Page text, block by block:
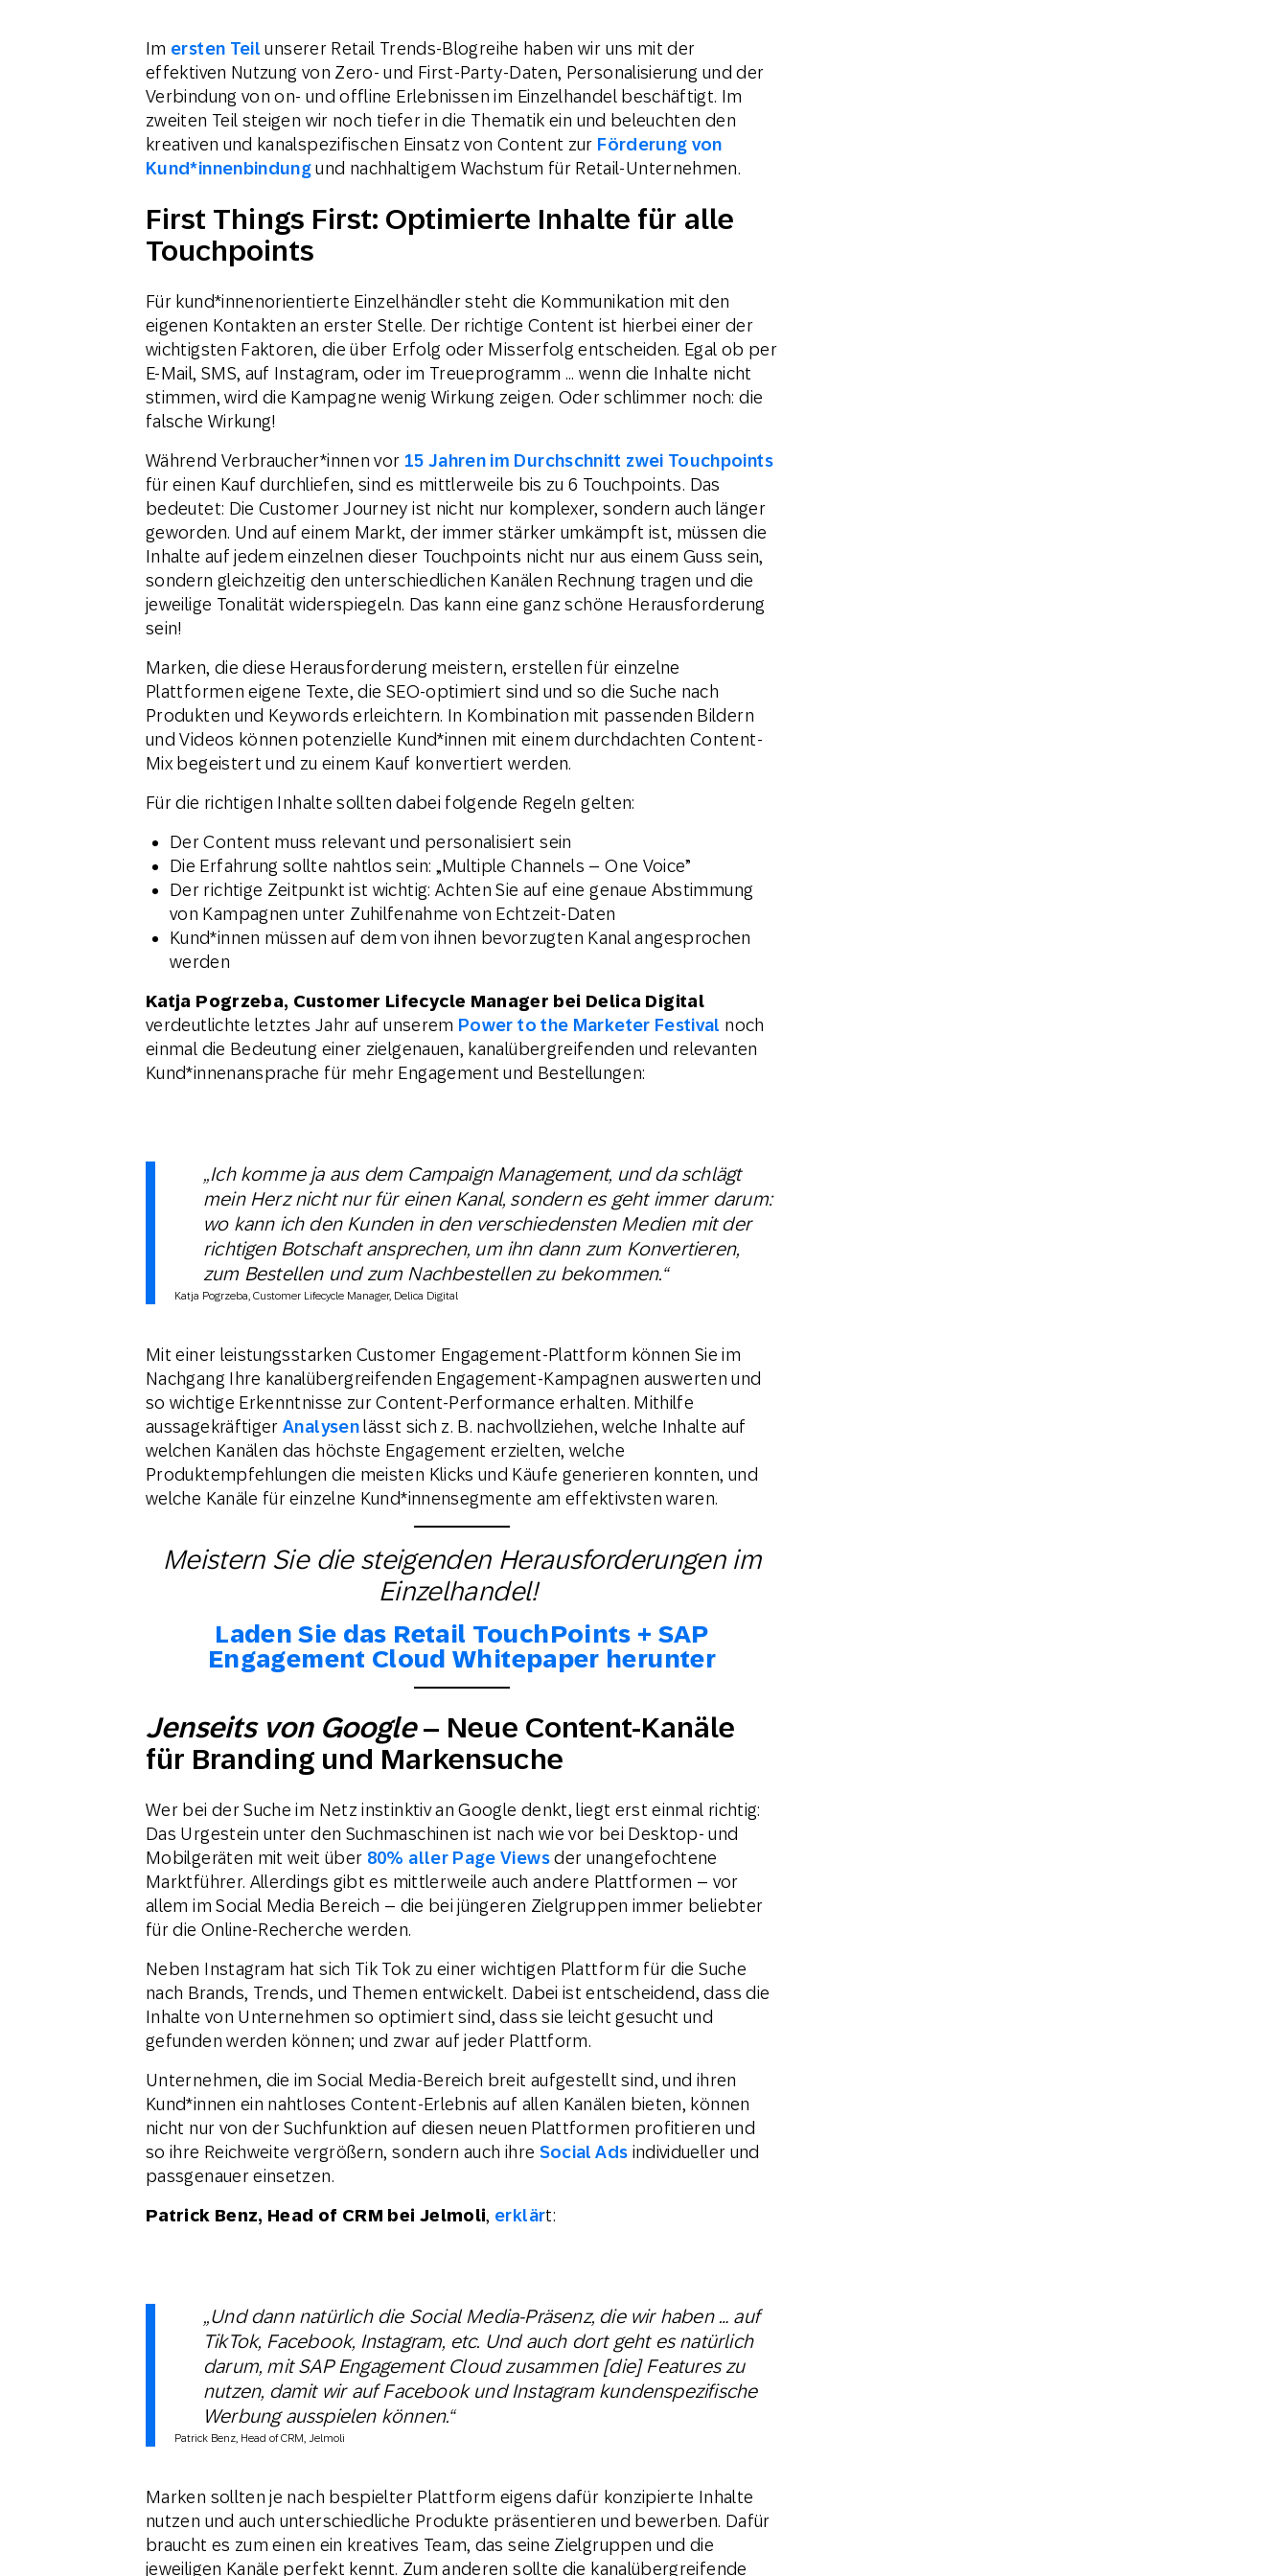
Im ersten Teilunserer Retail Trends-Blogreihe haben wir uns mit der
effektiven Nutzung von Zero- und First-Party-Daten, Personalisierung und der
Verbindung von on- und offline Erlebnissen im Einzelhandel beschäftigt. Im
zweiten Teil steigen wir noch tiefer in die Thematik ein und beleuchten den
kreativen und kanalspezifischen Einsatz von Content zur Förderung von
Kund*innenbindungund nachhaltigem Wachstum für Retail-Unternehmen.
First Things First: Optimierte Inhalte für alle
Touchpoints
Für kund*innenorientierte Einzelhändler steht die Kommunikation mit den
eigenen Kontakten an erster Stelle. Der richtige Content ist hierbei einer der
wichtigsten Faktoren, die über Erfolg oder Misserfolg entscheiden. Egal ob per
E-Mail, SMS, auf Instagram, oder im Treueprogramm … wenn die Inhalte nicht
stimmen, wird die Kampagne wenig Wirkung zeigen. Oder schlimmer noch: die
falsche Wirkung!
Während Verbraucher*innen vor 15 Jahren im Durchschnitt zwei Touchpoints
für einen Kauf durchliefen, sind es mittlerweile bis zu 6 Touchpoints. Das
bedeutet: Die Customer Journey ist nicht nur komplexer, sondern auch länger
geworden. Und auf einem Markt, der immer stärker umkämpft ist, müssen die
Inhalte auf jedem einzelnen dieser Touchpoints nicht nur aus einem Guss sein,
sondern gleichzeitig den unterschiedlichen Kanälen Rechnung tragen und die
jeweilige Tonalität widerspiegeln. Das kann eine ganz schöne Herausforderung
sein!
Marken, die diese Herausforderung meistern, erstellen für einzelne
Plattformen eigene Texte, die SEO-optimiert sind und so die Suche nach
Produkten und Keywords erleichtern. In Kombination mit passenden Bildern
und Videos können potenzielle Kund*innen mit einem durchdachten Content-
Mix begeistert und zu einem Kauf konvertiert werden.
Für die richtigen Inhalte sollten dabei folgende Regeln gelten:
Der Content muss relevant und personalisiert sein
Die Erfahrung sollte nahtlos sein: „Multiple Channels – One Voice”
Der richtige Zeitpunkt ist wichtig: Achten Sie auf eine genaue Abstimmung
von Kampagnen unter Zuhilfenahme von Echtzeit-Daten
Kund*innen müssen auf dem von ihnen bevorzugten Kanal angesprochen
werden
Katja Pogrzeba, Customer Lifecycle Manager bei Delica Digital
verdeutlichte letztes Jahr auf unserem Power to the Marketer Festival noch
einmal die Bedeutung einer zielgenauen, kanalübergreifenden und relevanten
Kund*innenansprache für mehr Engagement und Bestellungen:
„Ich komme ja aus dem Campaign Management, und da schlägt
mein Herz nicht nur für einen Kanal, sondern es geht immer darum:
wo kann ich den Kunden in den verschiedensten Medien mit der
richtigen Botschaft ansprechen, um ihn dann zum Konvertieren,
zum Bestellen und zum Nachbestellen zu bekommen.“
Katja Pogrzeba, Customer Lifecycle Manager, Delica Digital
Mit einer leistungsstarken Customer Engagement-Plattform können Sie im
Nachgang Ihre kanalübergreifenden Engagement-Kampagnen auswerten und
so wichtige Erkenntnisse zur Content-Performance erhalten. Mithilfe
aussagekräftigerAnalysenlässt sich z. B. nachvollziehen, welche Inhalte auf
welchen Kanälen das höchste Engagement erzielten, welche
Produktempfehlungen die meisten Klicks und Käufe generieren konnten, und
welche Kanäle für einzelne Kund*innensegmente am effektivsten waren.
Meistern Sie die steigenden Herausforderungen im
Einzelhandel!
Laden Sie das Retail TouchPoints + SAP
Engagement Cloud Whitepaper herunter
Jenseits von Google– Neue Content-Kanäle
für Branding und Markensuche
Wer bei der Suche im Netz instinktiv an Google denkt, liegt erst einmal richtig:
Das Urgestein unter den Suchmaschinen ist nach wie vor bei Desktop- und
Mobilgeräten mit weit über 80% aller Page Viewsder unangefochtene
Marktführer. Allerdings gibt es mittlerweile auch andere Plattformen – vor
allem im Social Media Bereich – die bei jüngeren Zielgruppen immer beliebter
für die Online-Recherche werden.
Neben Instagram hat sich Tik Tok zu einer wichtigen Plattform für die Suche
nach Brands, Trends, und Themen entwickelt. Dabei ist entscheidend, dass die
Inhalte von Unternehmen so optimiert sind, dass sie leicht gesucht und
gefunden werden können; und zwar auf jeder Plattform.
Unternehmen, die im Social Media-Bereich breit aufgestellt sind, und ihren
Kund*innen ein nahtloses Content-Erlebnis auf allen Kanälen bieten, können
nicht nur von der Suchfunktion auf diesen neuen Plattformen profitieren und
so ihre Reichweite vergrößern, sondern auch ihre Social Ads individueller und
passgenauer einsetzen.
Patrick Benz, Head of CRM bei Jelmoli, erklärt:
„Und dann natürlich die Social Media-Präsenz, die wir haben … auf
TikTok, Facebook, Instagram, etc. Und auch dort geht es natürlich
darum, mit SAP Engagement Cloud zusammen [die] Features zu
nutzen, damit wir auf Facebook und Instagram kundenspezifische
Werbung ausspielen können.“
Patrick Benz, Head of CRM, Jelmoli
Marken sollten je nach bespielter Plattform eigens dafür konzipierte Inhalte
nutzen und auch unterschiedliche Produkte präsentieren und bewerben. Dafür
braucht es zum einen ein kreatives Team, das seine Zielgruppen und die
jeweiligen Kanäle perfekt kennt. Zum anderen sollte die kanalübergreifende